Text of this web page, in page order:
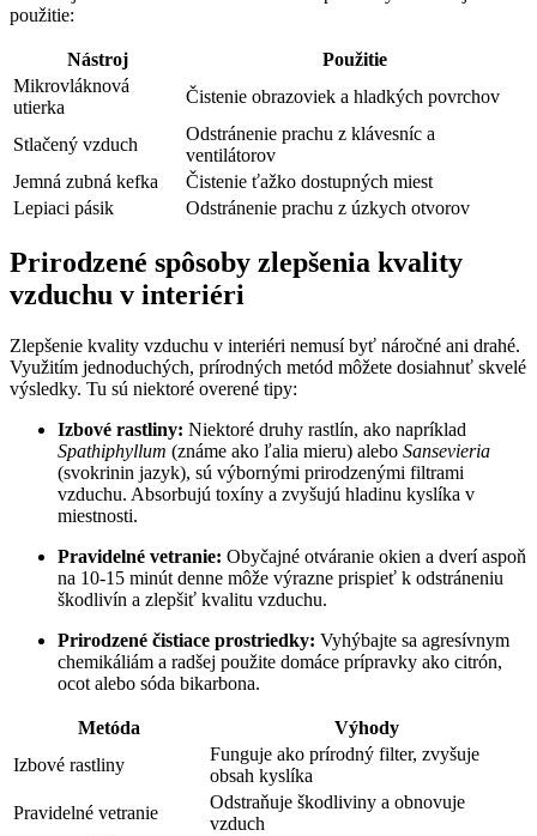
použitie:
Nástroj
Použitie
Mikrovláknová
utierka
Čistenie obrazoviek a hladkých povrchov
Stlačený vzduch
Odstránenie prachu z klávesníc a
ventilátorov
Jemná zubná kefka
Čistenie ťažko dostupných miest
Lepiaci pásik
Odstránenie prachu z úzkych otvorov
Prirodzené spôsoby zlepšenia kvality
vzduchu v interiéri
Zlepšenie kvality vzduchu v interiéri nemusí byť náročné ani drahé.
Využitím jednoduchých, prírodných metód môžete dosiahnuť skvelé
výsledky. Tu sú niektoré overené tipy:
Izbové rastliny: Niektoré druhy rastlín, ako napríklad
Spathiphyllum (známe ako ľalia mieru) alebo Sansevieria
(svokrinin jazyk), sú výbornými prirodzenými filtrami
vzduchu. Absorbujú toxíny a zvyšujú hladinu kyslíka v
miestnosti.
Pravidelné vetranie: Obyčajné otváranie okien a dverí aspoň
na 10-15 minút denne môže výrazne prispieť k odstráneniu
škodlivín a zlepšiť kvalitu vzduchu.
Prirodzené čistiace prostriedky: Vyhýbajte sa agresívnym
chemikáliám a radšej použite domáce prípravky ako citrón,
ocot alebo sóda bikarbona.
Metóda
Výhody
Izbové rastliny
Funguje ako prírodný filter, zvyšuje
obsah kyslíka
Pravidelné vetranie
Odstraňuje škodliviny a obnovuje
vzduch